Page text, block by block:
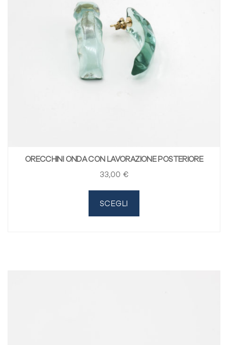
ORECCHINI ONDA CON LAVORAZIONE POSTERIORE
33,00 €
SCEGLI